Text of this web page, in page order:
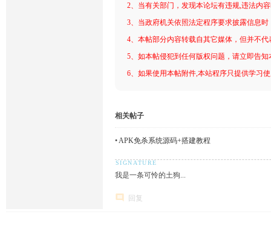
2、当有关部门，发现本论坛有违规,违法内
3、当政府机关依照法定程序要求披露信息
4、本帖部分内容转载自其它媒体，但并不
5、如本帖侵犯到任何版权问题，请立即告
6、如果使用本帖附件,本站程序只提供学习
相关帖子
• APK免杀系统源码+搭建教程
我是一条可怜的土狗...
回复